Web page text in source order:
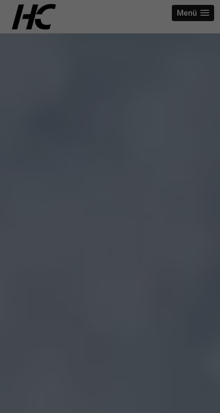
strict-origin-when-cross-origin
Menü